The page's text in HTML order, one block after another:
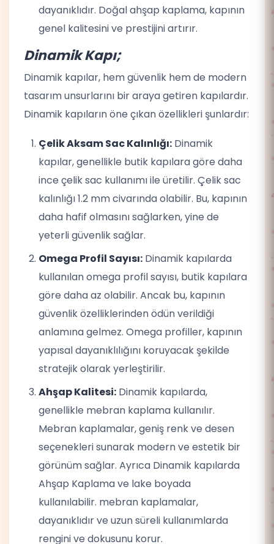
dayanıklıdır. Doğal ahşap kaplama, kapının
genel kalitesini ve prestijini artırır.
Dinamik Kapı;
Dinamik kapılar, hem güvenlik hem de modern
tasarım unsurlarını bir araya getiren kapılardır.
Dinamik kapıların öne çıkan özellikleri şunlardır:
Çelik Aksam Sac Kalınlığı: Dinamik
kapılar, genellikle butik kapılara göre daha
ince çelik sac kullanımı ile üretilir. Çelik sac
kalınlığı 1.2 mm civarında olabilir. Bu, kapının
daha hafif olmasını sağlarken, yine de
yeterli güvenlik sağlar.
Omega Profil Sayısı: Dinamik kapılarda
kullanılan omega profil sayısı, butik kapılara
göre daha az olabilir. Ancak bu, kapının
güvenlik özelliklerinden ödün verildiği
anlamına gelmez. Omega profiller, kapının
yapısal dayanıklılığını koruyacak şekilde
stratejik olarak yerleştirilir.
Ahşap Kalitesi: Dinamik kapılarda,
genellikle mebran kaplama kullanılır.
Mebran kaplamalar, geniş renk ve desen
seçenekleri sunarak modern ve estetik bir
görünüm sağlar. Ayrıca Dinamik kapılarda
Ahşap Kaplama ve lake boyada
kullanılabilir. mebran kaplamalar,
dayanıklıdır ve uzun süreli kullanımlarda
rengini ve dokusunu korur.